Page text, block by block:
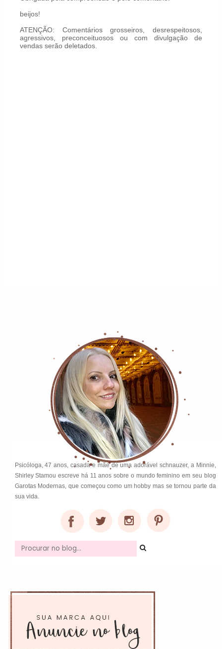
beijos!
ATENÇÃO: Comentários grosseiros, desrespeitosos,
agressivos, preconceituosos ou com divulgação de
vendas serão deletados.
Psicóloga, 47 anos, casada e mãe de uma adorável schnauzer, a Minnie,
Shirley Stamou escreve há 11 anos sobre o mundo feminino em seu blog
Garotas Modernas, que começou como um hobby mas se tornou parte da
sua vida.